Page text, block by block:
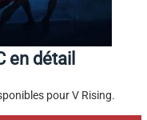
en détail
pour V Rising.